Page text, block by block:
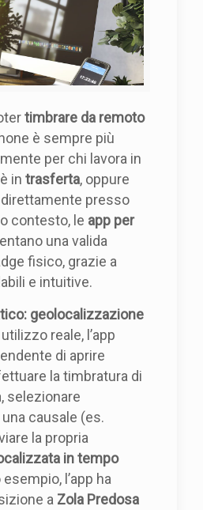
timbrare da remoto
è sempre più
per chi lavora in
è intrasferta, oppure
presso
contesto, le app per
una valida
fisico, grazie a
e intuitive.
geolocalizzazione
reale, l’app
di aprire
la timbratura di
selezionare
causale (es.
la propria
in tempo
l’app ha
a Zola Predosa